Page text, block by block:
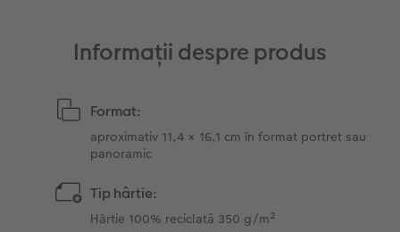
Informații despre produs
Format:
aproximativ 11,4 × 16,1 cm în format portret sau
panoramic
Tip hârtie:
Hârtie 100% reciclată 350 g/m²